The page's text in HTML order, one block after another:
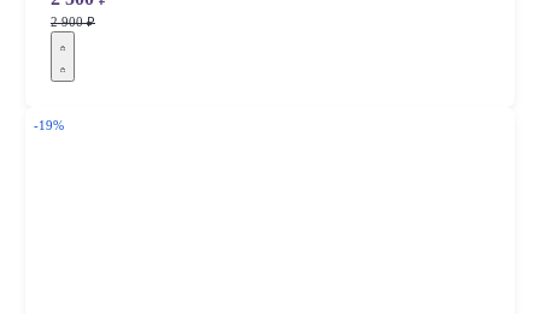
2 900 ₽
-19%